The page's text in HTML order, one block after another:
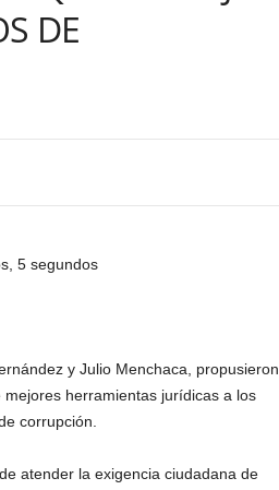
DE
5 segundos
y Julio Menchaca, propusieron
herramientas jurídicas a los
corrupción.
atender la exigencia ciudadana de